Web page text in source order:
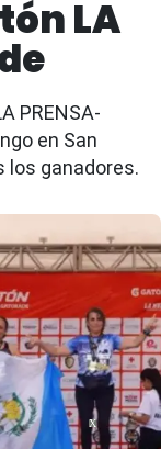
LA
PRENSA-
en San
los ganadores.
X